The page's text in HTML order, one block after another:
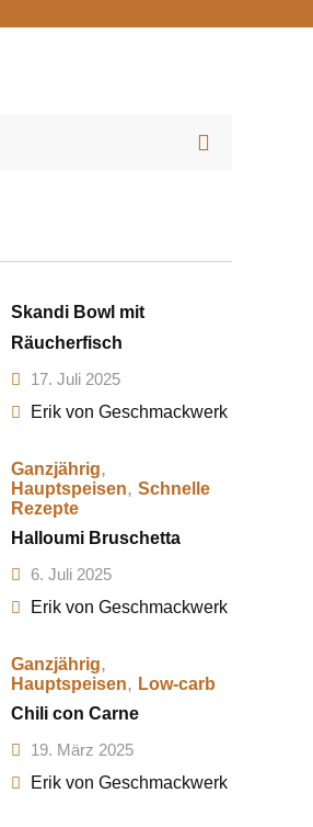
Skandi Bowl mit
Räucherfisch
17. Juli 2025
Erik von Geschmackwerk
Ganzjährig,
Hauptspeisen,Schnelle
Rezepte
Halloumi Bruschetta
6. Juli 2025
Erik von Geschmackwerk
Ganzjährig,
Hauptspeisen, Low-carb
Chili con Carne
19. März 2025
Erik von Geschmackwerk